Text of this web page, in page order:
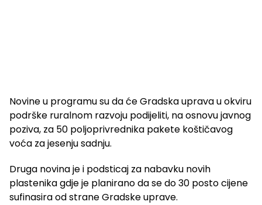
Novine u programu su da će Gradska uprava u okviru
podrške ruralnom razvoju podijeliti, na osnovu javnog
poziva, za 50 poljoprivrednika pakete koštičavog
voća za jesenju sadnju.
Druga novina je i podsticaj za nabavku novih
plastenika gdje je planirano da se do 30 posto cijene
sufinasira od strane Gradske uprave.